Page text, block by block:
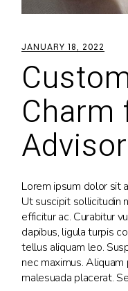
JANUARY 18, 2022
Charm
Advisor
Lorem ipsum dolor sit
Ut suscipit sollicitudin
efficitur ac. Curabitur
dapibus, ligula turpis
tellus aliquam leo.
nec maximus.
malesuada placerat.